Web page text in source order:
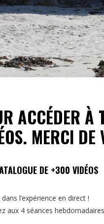
ACCÉDER À
MERCI DE
DE +300 VIDÉOS
l’expérience en direct !
aux 4 séances